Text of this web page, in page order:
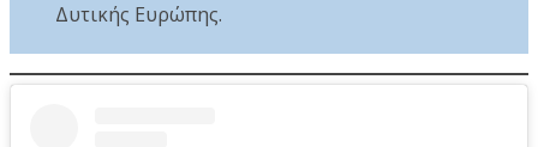
Δυτικής Ευρώπης.